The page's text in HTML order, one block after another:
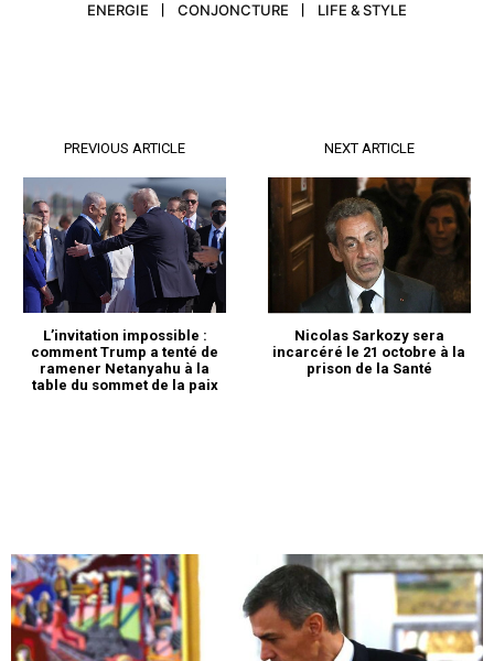
S'ABONNER MAINTENANT
À propos
Nous contacter
Formules d’abonnement
ENERGIE
CONJONCTURE LIFE & STYLE
PREVIOUS ARTICLE
L’invitation impossible :
comment Trump a tenté de
ramener Netanyahu à la
table du sommet de la paix
NEXT ARTICLE
Nicolas Sarkozy sera
incarcéré le 21 octobre à la
prison de la Santé